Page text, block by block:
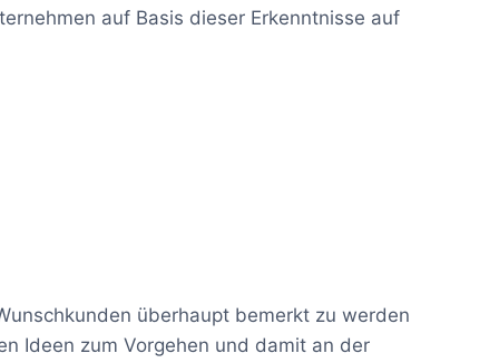
auf Basis dieser Erkenntnisse auf
überhaupt bemerkt zu werden
Ideen zum Vorgehen und damit an der